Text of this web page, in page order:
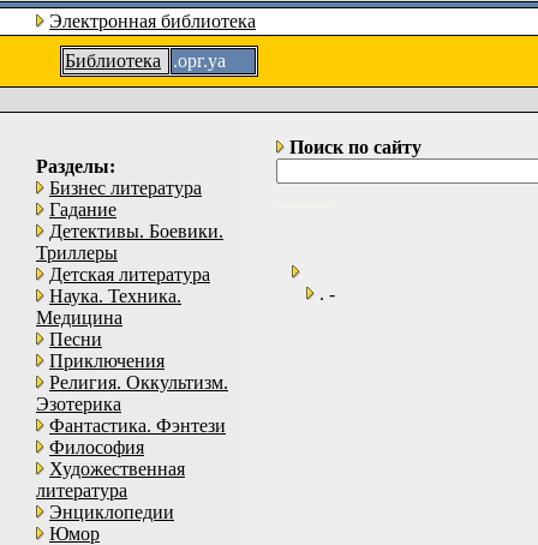
Электронная библиотека
Библиотека
.орг.уа
Разделы:
Бизнес литература
Гадание
Детективы. Боевики.
Триллеры
Детская литература
Наука. Техника.
Медицина
Песни
Приключения
Религия. Оккультизм.
Эзотерика
Фантастика. Фэнтези
Философия
Художественная
литература
Энциклопедии
Юмор
Поиск по сайту
. -